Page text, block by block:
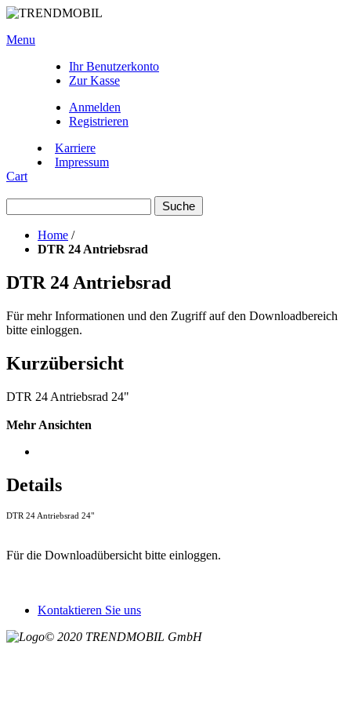
Menu
Ihr Benutzerkonto
Zur Kasse
Anmelden
Registrieren
Karriere
Impressum
Cart
Suche
Home /
DTR 24 Antriebsrad
DTR 24 Antriebsrad
Für mehr Informationen und den Zugriff auf den Downloadbereich
bitte einloggen.
Kurzübersicht
DTR 24 Antriebsrad 24"
Mehr Ansichten
Details
DTR 24 Antriebsrad 24"
Für die Downloadübersicht bitte einloggen.
Kontaktieren Sie uns
© 2020 TRENDMOBIL GmbH